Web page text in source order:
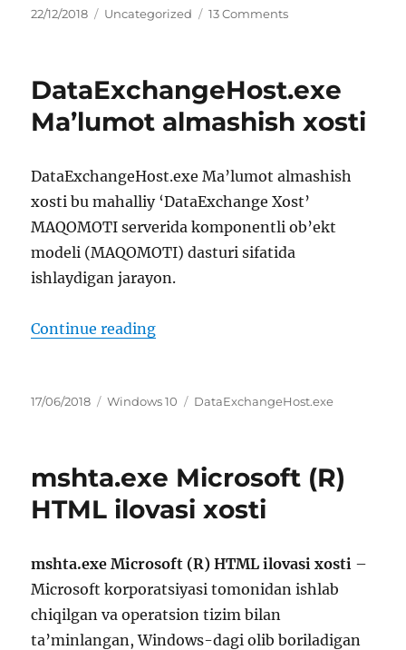
Posted
22/12/2018 Categories
Uncategorized 13 Commentson
va
DataExchangeHost.exe
Ma’lumot almashish xosti
DataExchangeHost.exe Ma’lumot almashish
xosti bu mahalliy ‘DataExchange Xost’
MAQOMOTI serverida komponentli ob’ekt
modeli (MAQOMOTI) dasturi sifatida
ishlaydigan jarayon.
Continue reading“DataExchangeHost.exe
Posted
17/06/2018 Categories
Windows 10 Tags
DataExchangeHost.exe
mshta.exe Microsoft (R)
HTML ilovasi xosti
mshta.exe Microsoft (R) HTML ilovasi xosti –
Microsoft korporatsiyasi tomonidan ishlab
chiqilgan va operatsion tizim bilan
ta’minlangan, Windows-dagi olib boriladigan